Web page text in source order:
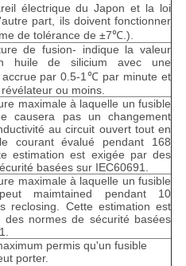
électrique du Japon et la loi
part, ils doivent fonctionner
de tolérance de ±7℃.).
de fusion- indique la valeur
huile de silicium avec une
accrue par 0.5-1℃ par minute et
ou moins.
maximale à laquelle un fusible
causera pas un changement
au circuit ouvert tout en
courant évalué pendant 168
estimation est exigée par des
basées sur IEC60691.
maximale à laquelle un fusible
maimtained pendant 10
reclosing. Cette estimation est
des normes de sécurité basées
permis qu'un fusible
porter.